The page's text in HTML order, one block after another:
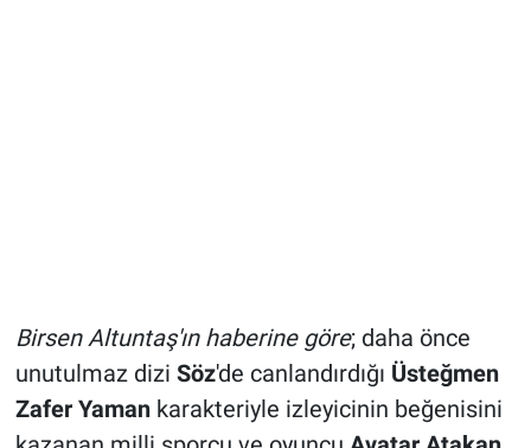
Birsen Altuntaş'ın haberine göre; daha önce
unutulmaz dizi Söz'de canlandırdığı Üsteğmen
Zafer Yamankarakteriyle izleyicinin beğenisini